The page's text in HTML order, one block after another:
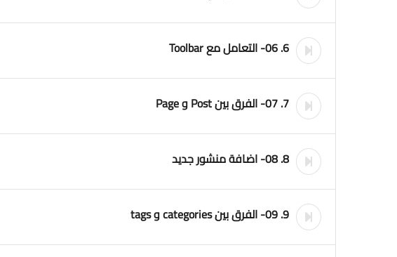
6. 06- التعامل مع Toolbar
7. 07- الفرق بين Post و Page
8. 08- اضافة منشور جديد
9. 09- الفرق بين categories و tags